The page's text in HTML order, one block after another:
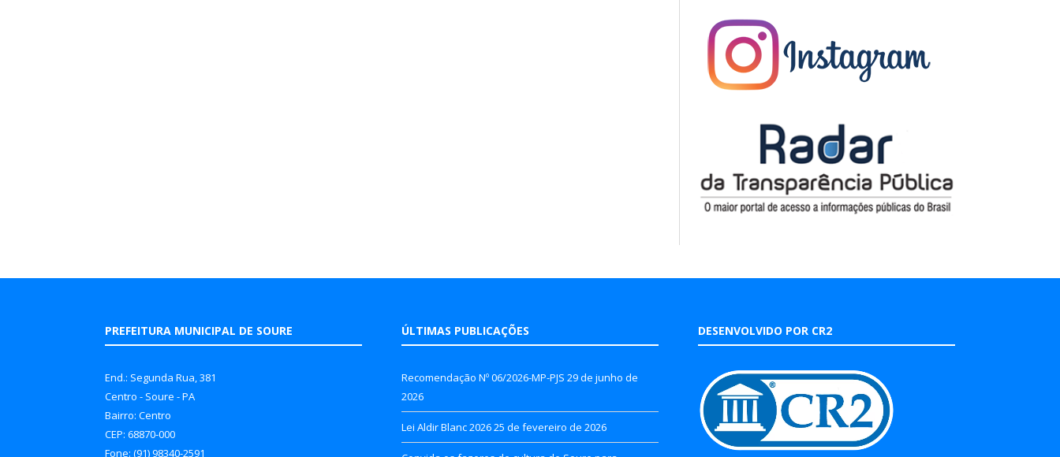
PREFEITURA MUNICIPAL DE SOURE
End.: Segunda Rua, 381
Centro - Soure - PA
Bairro: Centro
CEP: 68870-000
Fone: (91) 98340-2591
ÚLTIMAS PUBLICAÇÕES
Recomendação Nº 06/2026-MP-PJS 29 de junho de
2026
Lei Aldir Blanc 202625 de fevereiro de 2026
DESENVOLVIDO POR CR2